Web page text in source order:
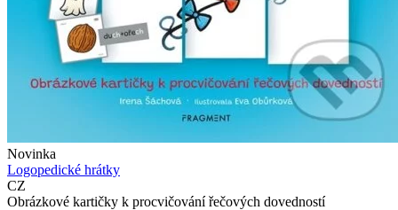
Novinka
Logopedické hrátky
CZ
Obrázkové kartičky k procvičování řečových dovedností